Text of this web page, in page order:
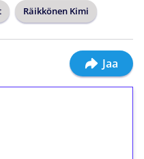
Räikkönen Kimi
Jaa